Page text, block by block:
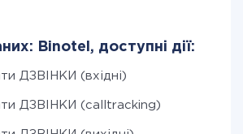
Binotel, доступні дії:
ДЗВІНКИ (вхідні)
ДЗВІНКИ (calltracking)